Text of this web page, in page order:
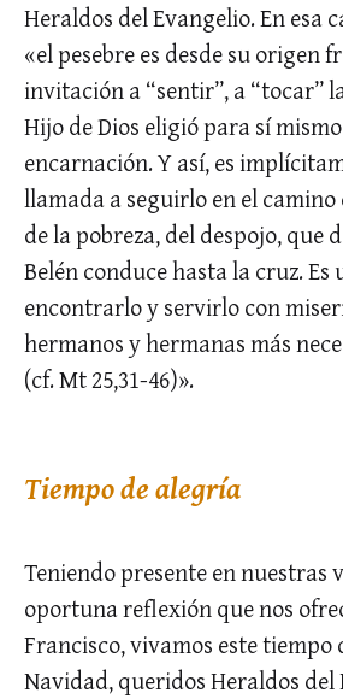
Heraldos del Evangelio. En esa
«el pesebre es desde su origen
invitación a “sentir”, a “tocar”
Hijo de Dios eligió para sí
encarnación. Y así, es
llamada a seguirlo en el
de la pobreza, del despojo, que
Belén conduce hasta la cruz. Es
encontrarlo y servirlo con
hermanos y hermanas más
(cf. Mt 25,31-46)».
Tiempo de alegría
Teniendo presente en nuestras
oportuna reflexión que nos
Francisco, vivamos este tiempo
Navidad, queridos Heraldos del